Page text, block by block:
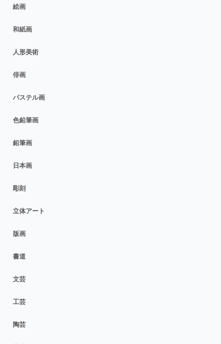
絵画
和紙画
人形美術
俳画
パステル画
色鉛筆画
鉛筆画
日本画
彫刻
立体アート
版画
書道
文芸
工芸
陶芸